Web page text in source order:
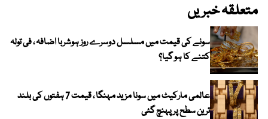
متعلقہ خبریں
سونے کی قیمت میں مسلسل دوسرے روز ہوشربا اضافہ ، فی تولہ
کتنے کا ہو گیا؟
عالمی مارکیٹ میں سونا مزید مہنگا ، قیمت 7 ہفتوں کی بلند
ترین سطح پر پہنچ گئی